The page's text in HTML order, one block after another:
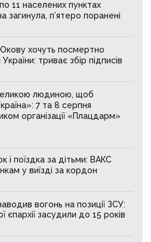
11 населених пунктах
п’ятеро поранені
хочуть посмертно
триває збір підписів
людиною, щоб
7 та 8 серпня
організації «Плацдарм»
і поїздка за дітьми: ВАКС
у виїзді за кордон
вогонь на позиції ЗСУ:
єпархії засудили до 15 років